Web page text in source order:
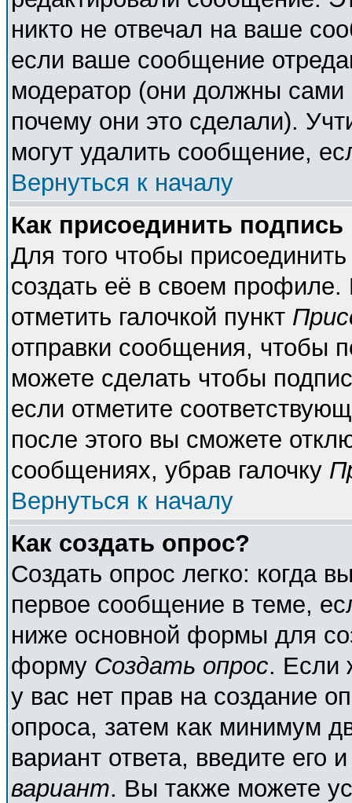
никто не отвечал на ваше
если ваше сообщение
модератор (они должны сами
почему они это сделали).
могут удалить сообщение,
Вернуться к началу
Как присоединить
Для того чтобы
создать её в своем
отметить галочкой пункт
отправки сообщения, чтобы
можете сделать чтобы
если отметите
после этого вы сможете
сообщениях, убрав галочку
Вернуться к началу
Как создать опрос?
Создать опрос легко: когда
первое сообщение в теме,
ниже основной формы для
форму Создать опрос. Если
у вас нет прав на создание
опроса, затем как минимум
вариант ответа, введите его
вариант. Вы также можете